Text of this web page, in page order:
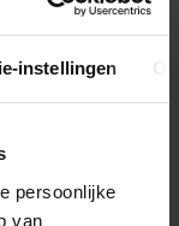
instellingen
persoonlijke
van